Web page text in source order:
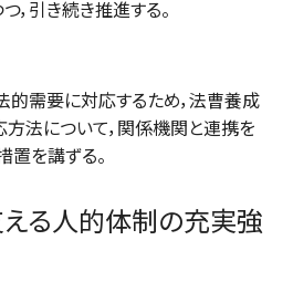
，引き続き推進する。
需要に対応するため，法曹養成
法について，関係機関と連携を
置を講ずる。
る人的体制の充実強